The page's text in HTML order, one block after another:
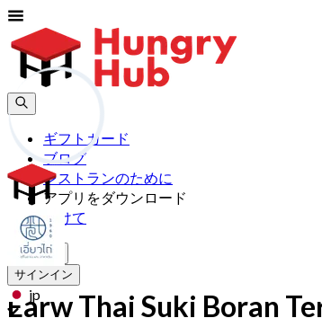
ギフトカード
ブログ
レストランのために
アプリをダウンロード
助けて
新規登録
サインイン
jp
Earw Thai Suki Boran